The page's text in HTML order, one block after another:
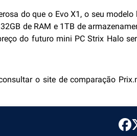
do que o Evo X1, o seu modelo
de RAM e 1TB de
do futuro mini PC Strix Halo
o site de comparação